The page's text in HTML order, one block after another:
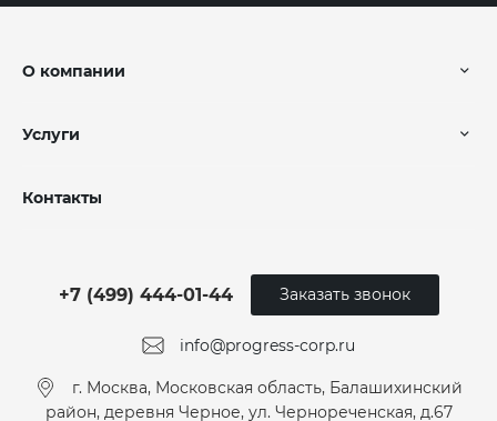
О компании
Услуги
Контакты
info@progress-corp.ru
+7 (499) 444-01-44
г. Москва, Московская область, Балашихинский
район, деревня Черное, ул. Чернореченская, д.67
Заказать звонок